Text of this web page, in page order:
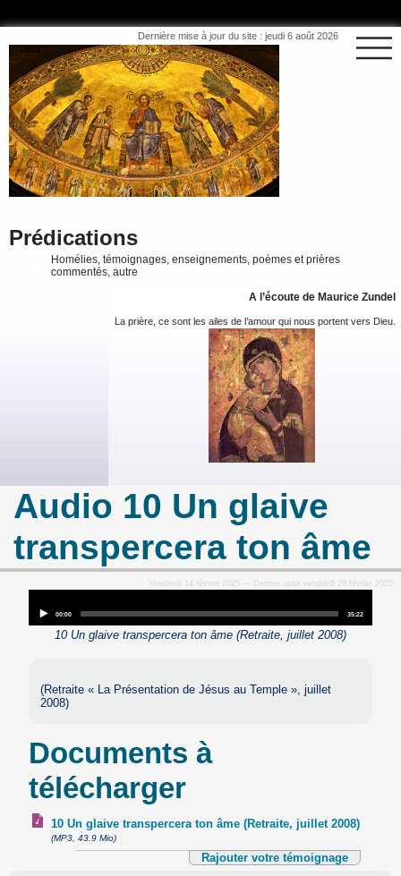
Dernière mise à jour du site : jeudi 6 août 2026
Prédications
Homélies, témoignages, enseignements, poèmes et prières
commentés, autre
A l’écoute de Maurice Zundel
La prière, ce sont les ailes de l’amour qui nous portent vers Dieu.
Audio 10 Un glaive
transpercera ton âme
Vendredi 14 février 2025 — Dernier ajout vendredi 28 février 2025
Player
Current
time
00:00
Total
duration
35:22
10 Un glaive transpercera ton âme (Retraite, juillet 2008)
(Retraite « La Présentation de Jésus au Temple », juillet
2008)
Documents à
télécharger
10 Un glaive transpercera ton âme (Retraite, juillet 2008)
(MP3, 43.9 Mio)
Rajouter votre témoignage